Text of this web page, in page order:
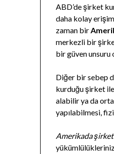
ABD’de şirket
daha kolay
zaman bir
merkezli bir
bir güven unsuru
Diğer bir sebep
kurduğu şirket
alabilir ya da
yapılabilmesi,
Amerikada